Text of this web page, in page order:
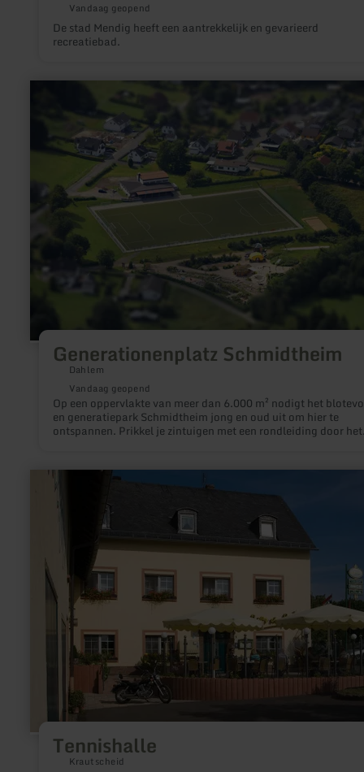
Vandaag geopend
De stad Mendig heeft een aantrekkelijk en gevarieerd
recreatiebad.
Generationenplatz Schmidtheim
Dahlem
Vandaag geopend
Op een oppervlakte van meer dan 6.000 m² nodigt het
en generatiepark Schmidtheim jong en oud uit om hier te
ontspannen. Prikkel je zintuigen met een rondleiding door het
Generationenplatz
Schmidtheim
Tennishalle
Krautscheid
informatie